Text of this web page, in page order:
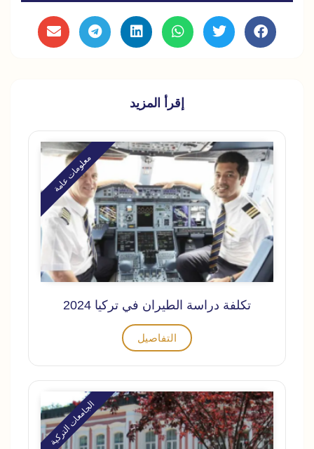
إقرأ المزيد
معلومات عامة
تكلفة دراسة الطيران في تركيا 2024
التفاصيل
الجامعات التركية